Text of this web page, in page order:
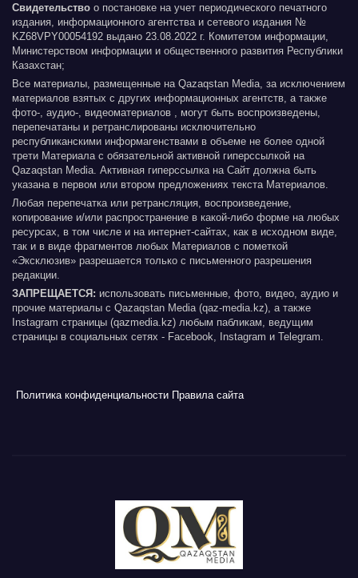
Свидетельство о постановке на учет периодического печатного
издания, информационного агентства и сетевого издания №
KZ68VPY00054192 выдано 23.08.2022 г. Комитетом информации,
Министерством информации и общественного развития Республики
Казахстан;
Все материалы, размещенные на Qazaqstan Media, за исключением
материалов взятых с других информационных агентств, а также
фото-, аудио-, видеоматериалов , могут быть воспроизведены,
перепечатаны и ретранслированы исключительно
республиканскими информагенствами в объеме не более одной
трети Материала с обязательной активной гиперссылкой на
Qazaqstan Media. Активная гиперссылка на Сайт должна быть
указана в первом или втором предложениях текста Материалов.
Любая перепечатка или ретрансляция, воспроизведение,
копирование и/или распространение в какой-либо форме на любых
ресурсах, в том числе и на интернет-сайтах, как в исходном виде,
так и в виде фрагментов любых Материалов с пометкой
«Эксклюзив» разрешается только с письменного разрешения
редакции.
ЗАПРЕЩАЕТСЯ: использовать письменные, фото, видео, аудио и
прочие материалы с Qazaqstan Media (qaz-media.kz), а также
Instagram страницы (qazmedia.kz) любым пабликам, ведущим
страницы в социальных сетях - Facebook, Instagram и Telegram.
Политика конфиденциальности Правила сайта